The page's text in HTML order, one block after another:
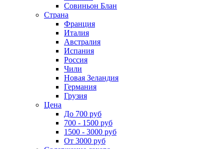
Совиньон Блан
Страна
Франция
Италия
Австралия
Испания
Россия
Чили
Новая Зеландия
Германия
Грузия
Цена
До 700 руб
700 - 1500 руб
1500 - 3000 руб
От 3000 руб